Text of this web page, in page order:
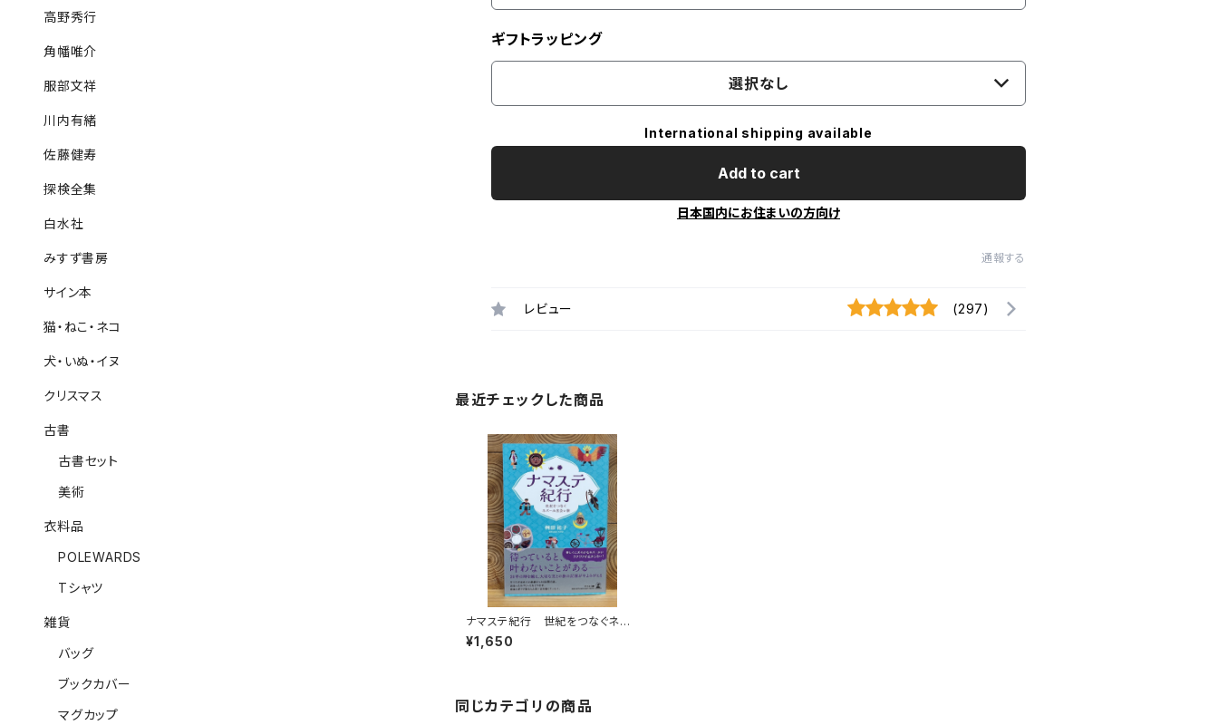
ギフトラッピング
選択なし
International shipping available
Add to cart
日本国内にお住まいの方向け
通報する
レビュー (297)
最近チェックした商品
ナマステ紀行 世紀をつなぐネパ
ール出会い旅
¥1,650
同じカテゴリの商品
高野秀行
角幡唯介
服部文祥
川内有緒
佐藤健寿
探検全集
白水社
みすず書房
サイン本
猫・ねこ・ネコ
犬・いぬ・イヌ
クリスマス
古書
古書セット
美術
衣料品
POLEWARDS
Tシャツ
雑貨
バッグ
ブックカバー
マグカップ